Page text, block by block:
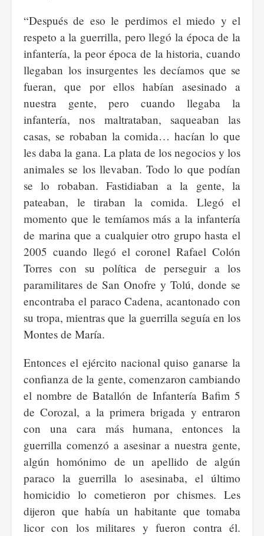
“Después de eso le perdimos el miedo y el
respeto a la guerrilla, pero llegó la época de la
infantería, la peor época de la historia, cuando
llegaban los insurgentes les decíamos que se
fueran, que por ellos habían asesinado a
nuestra gente, pero cuando llegaba la
infantería, nos maltrataban, saqueaban las
casas, se robaban la comida… hacían lo que
les daba la gana. La plata de los negocios y los
animales se los llevaban. Todo lo que podían
se lo robaban. Fastidiaban a la gente, la
pateaban, le tiraban la comida. Llegó el
momento que le temíamos más a la infantería
de marina que a cualquier otro grupo hasta el
2005 cuando llegó el coronel Rafael Colón
Torres con su política de perseguir a los
paramilitares de San Onofre y Tolú, donde se
encontraba el paraco Cadena, acantonado con
su tropa, mientras que la guerrilla seguía en los
Montes de María.
Entonces el ejército nacional quiso ganarse la
confianza de la gente, comenzaron cambiando
el nombre de Batallón de Infantería Bafim 5
de Corozal, a la primera brigada y entraron
con una cara más humana, entonces la
guerrilla comenzó a asesinar a nuestra gente,
algún homónimo de un apellido de algún
paraco la guerrilla lo asesinaba, el último
homicidio lo cometieron por chismes. Les
dijeron que había un habitante que tomaba
licor con los militares y fueron contra él.